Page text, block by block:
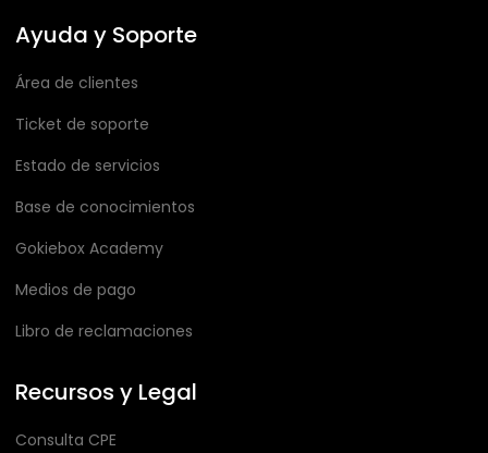
Ayuda y Soporte
Área de clientes
Ticket de soporte
Estado de servicios
Base de conocimientos
Gokiebox Academy
Medios de pago
Libro de reclamaciones
Recursos y Legal
Consulta CPE